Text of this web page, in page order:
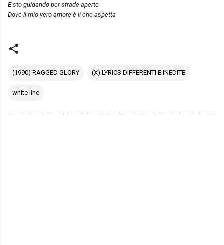
E sto guidando per strade aperte
Dove il mio vero amore è lì che aspetta
(1990) RAGGED GLORY (X) LYRICS DIFFERENTI E INEDITE
white line